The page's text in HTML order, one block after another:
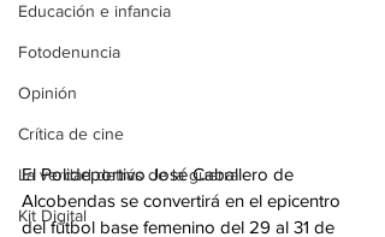
Educación e infancia
Fotodenuncia
Opinión
Crítica de cine
La verdad detrás de la guerra
Kit Digital
El Polideportivo José Caballero de
Alcobendas se convertirá en el epicentro
del fútbol base femenino del 29 al 31 de